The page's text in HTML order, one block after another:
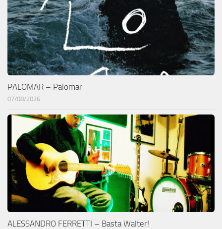
PALOMAR – Palomar
07/08/2026
ALESSANDRO FERRETTI – Basta Walter!